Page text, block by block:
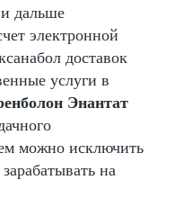
дальше
электронной
доставок
услуги в
Энантат
можно исключить
на